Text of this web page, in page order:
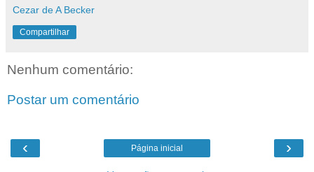
Cezar de A Becker
Compartilhar
Nenhum comentário:
Postar um comentário
‹ ›
Página inicial